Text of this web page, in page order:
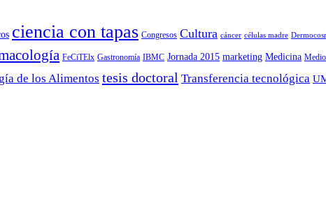
ciencia con tapas Congresos Cultura cáncer células madre
FeCiTElx Gastronomía IBMC Jornada 2015 marketing Medicina
de los Alimentos tesis doctoral Transferencia tecnológica